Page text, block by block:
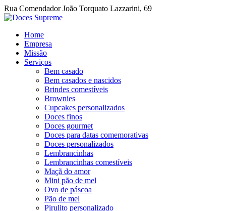
Rua Comendador João Torquato Lazzarini, 69
Home
Empresa
Missão
Serviços
Bem casado
Bem casados e nascidos
Brindes comestíveis
Brownies
Cupcakes personalizados
Doces finos
Doces gourmet
Doces para datas comemorativas
Doces personalizados
Lembrancinhas
Lembrancinhas comestíveis
Maçã do amor
Mini pão de mel
Ovo de páscoa
Pão de mel
Pirulito personalizado